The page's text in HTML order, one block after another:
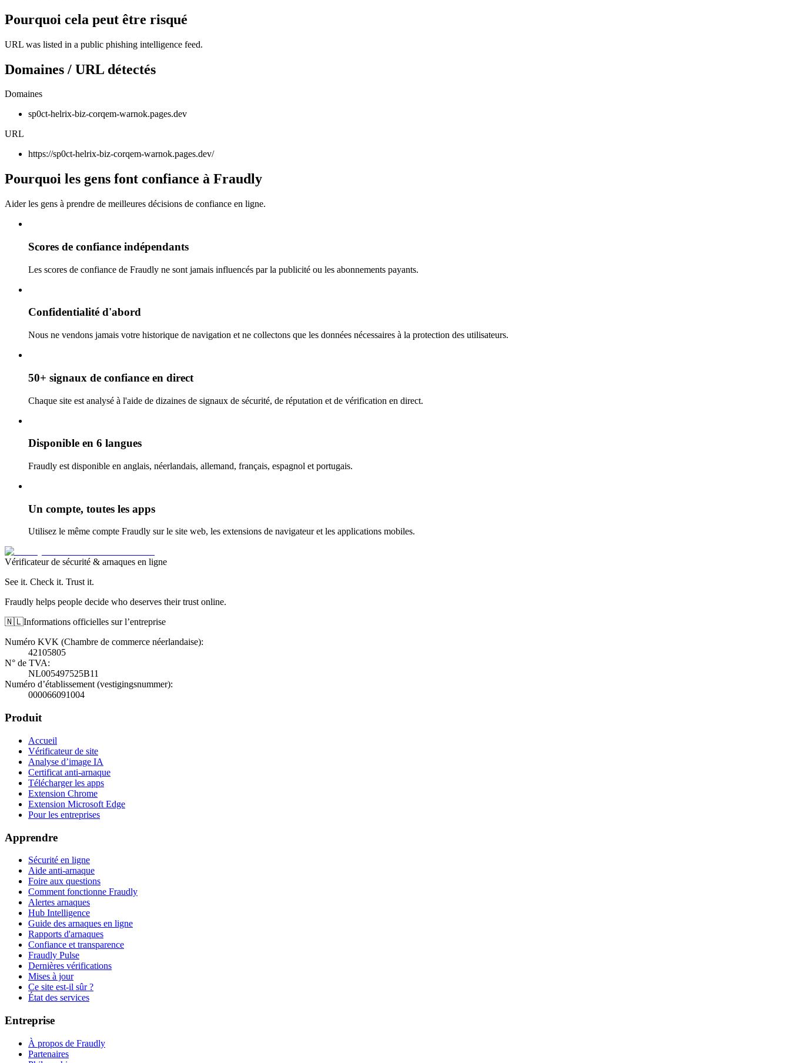
Pourquoi cela peut être risqué
URL was listed in a public phishing intelligence feed.
Domaines / URL détectés
Domaines
sp0ct-helrix-biz-corqem-warnok.pages.dev
URL
https://sp0ct-helrix-biz-corqem-warnok.pages.dev/
Pourquoi les gens font confiance à Fraudly
Aider les gens à prendre de meilleures décisions de confiance en ligne.
Scores de confiance indépendants
Les scores de confiance de Fraudly ne sont jamais influencés par la publicité ou les abonnements payants.
Confidentialité d'abord
Nous ne vendons jamais votre historique de navigation et ne collectons que les données nécessaires à la protection des utilisateurs.
50+ signaux de confiance en direct
Chaque site est analysé à l'aide de dizaines de signaux de sécurité, de réputation et de vérification en direct.
Disponible en 6 langues
Fraudly est disponible en anglais, néerlandais, allemand, français, espagnol et portugais.
Un compte, toutes les apps
Utilisez le même compte Fraudly sur le site web, les extensions de navigateur et les applications mobiles.
Vérificateur de sécurité & arnaques en ligne
See it. Check it. Trust it.
Fraudly helps people decide who deserves their trust online.
🇳🇱Informations officielles sur l’entreprise
Numéro KVK (Chambre de commerce néerlandaise):
42105805
N° de TVA:
NL005497525B11
Numéro d’établissement (vestigingsnummer):
000066091004
Produit
Accueil
Vérificateur de site
Analyse d’image IA
Certificat anti-arnaque
Télécharger les apps
Extension Chrome
Extension Microsoft Edge
Pour les entreprises
Apprendre
Sécurité en ligne
Aide anti-arnaque
Foire aux questions
Comment fonctionne Fraudly
Alertes arnaques
Hub Intelligence
Guide des arnaques en ligne
Rapports d'arnaques
Confiance et transparence
Fraudly Pulse
Dernières vérifications
Mises à jour
Ce site est-il sûr ?
État des services
Entreprise
À propos de Fraudly
Partenaires